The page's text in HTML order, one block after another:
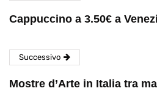
Cappuccino a 3.50€ a
Successivo
Mostre d’Arte in Italia tra